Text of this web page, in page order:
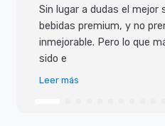
Sin lugar a dudas el
bebidas premium, y no
inmejorable. Pero lo que
sido e
Leer más